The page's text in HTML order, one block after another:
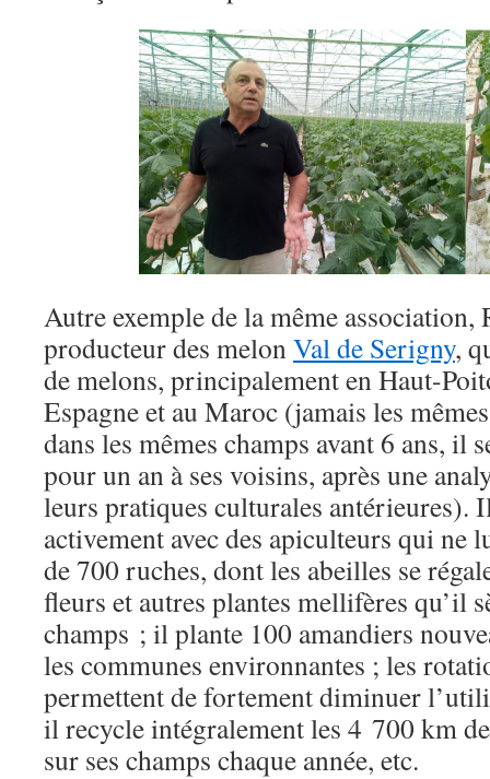
Autre exemple de la même association,
producteur des melonVal de Serigny,
de melons, principalement en Haut-
Espagne et au Maroc (jamais les
dans les mêmes champs avant 6 ans, il
pour un an à ses voisins, après une
leurs pratiques culturales antérieures).
activement avec des apiculteurs qui ne
de 700 ruches, dont les abeilles se
fleurs et autres plantes mellifères qu’il
champs ; il plante 100 amandiers
les communes environnantes ; les
permettent de fortement diminuer
il recycle intégralement les 4 700 km
sur ses champs chaque année, etc.